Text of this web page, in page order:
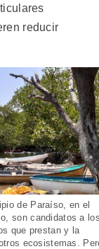
reducir
de Paraíso, en el
son candidatos a
que prestan y la
ecosistemas.